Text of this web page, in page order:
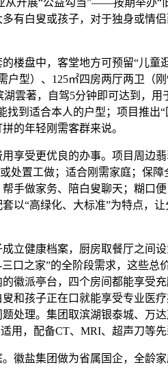
有白叟或孩子，对于独身或情
盘中，客堂地方可预留“儿童
户型）、125㎡四房两厅两卫（
雲著，自驾5分钟即可达到，用
到适合本人的户型；项目推出
的年轻刚需客群来说。
受更优良的办事。项目周边翡
处置工做；适合刚需家庭；保
手做家务、陪白叟聊天；糊口
以“高绿化、大标准”为特点，
健康档案，厨房取餐厅之间设
口之家”的全阶段需求，这些总
徽派亭台，四个房间都能享受
和孩子正在口就能享受专业医
处理。集团取滨湖银泰城、万
用，配备CT、MRI、超声刀等
盐集团做为省属国企，全龄家